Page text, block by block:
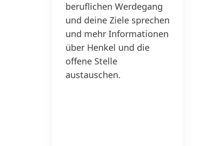
beruflichen Werdegang
und deine Ziele sprechen
und mehr Informationen
über Henkel und die
offene Stelle
austauschen.